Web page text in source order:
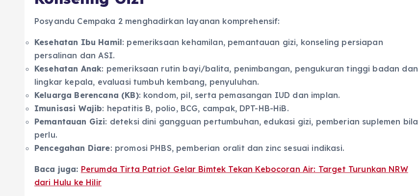
Posyandu Cempaka 2 menghadirkan layanan komprehensif:
Kesehatan Ibu Hamil: pemeriksaan kehamilan, pemantauan gizi, konseling persiapan
persalinan dan ASI.
Kesehatan Anak: pemeriksaan rutin bayi/balita, penimbangan, pengukuran tinggi badan dan
lingkar kepala, evaluasi tumbuh kembang, penyuluhan.
Keluarga Berencana (KB): kondom, pil, serta pemasangan IUD dan implan.
Imunisasi Wajib: hepatitis B, polio, BCG, campak, DPT-HB-HiB.
Pemantauan Gizi: deteksi dini gangguan pertumbuhan, edukasi gizi, pemberian suplemen bila
perlu.
Pencegahan Diare: promosi PHBS, pemberian oralit dan zinc sesuai indikasi.
Baca juga: Perumda Tirta Patriot Gelar Bimtek Tekan Kebocoran Air: Target Turunkan NRW
dari Hulu ke Hilir